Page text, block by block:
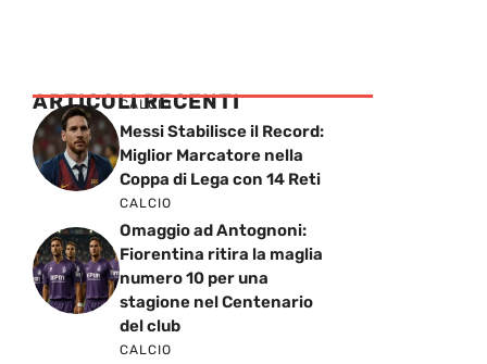
ARTICOLI RECENTI
CALCIO
Messi Stabilisce il Record:
Miglior Marcatore nella
Coppa di Lega con 14 Reti
CALCIO
Omaggio ad Antognoni:
Fiorentina ritira la maglia
numero 10 per una
stagione nel Centenario
del club
CALCIO